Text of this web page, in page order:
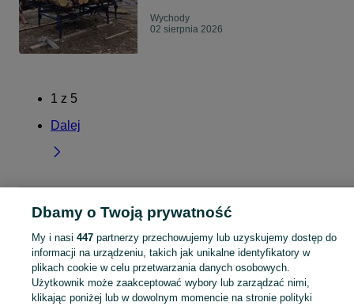
Wychody
02 sierpnia 2026
1 z 5
Dalej
Strona główna Lubelskie Wychody
KATEGORIA
Skorzystaj z największego serwisu ogłoszeniowego - Wychody i okolice! Kupuj to, czego pragniesz i sprzedawaj to, czego już nie potrzebujesz! Zobacz
Dbamy o Twoją prywatność
My i nasi 447partnerzy przechowujemy lub uzyskujemy dostęp do
informacji na urządzeniu, takich jak unikalne identyfikatory w
plikach cookie w celu przetwarzania danych osobowych.
Użytkownik może zaakceptować wybory lub zarządzać nimi,
klikając poniżej lub w dowolnym momencie na stronie polityki